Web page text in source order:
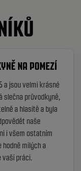
NA POMEZÍ
a jsou velmi krásné
slečna průvodkyně,
a hlasitě a byla
naše
i všem ostatním
milých a
vaší práci.